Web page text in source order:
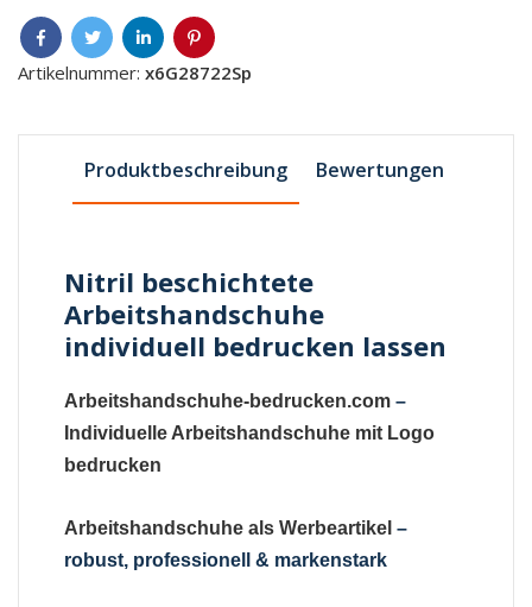
Artikelnummer: x6G28722Sp
Produktbeschreibung Bewertungen
Nitril beschichtete
Arbeitshandschuhe
individuell bedrucken lassen
Arbeitshandschuhe-bedrucken.com –
Individuelle Arbeitshandschuhe mit Logo
bedrucken
Arbeitshandschuhe als Werbeartikel –
robust, professionell & markenstark